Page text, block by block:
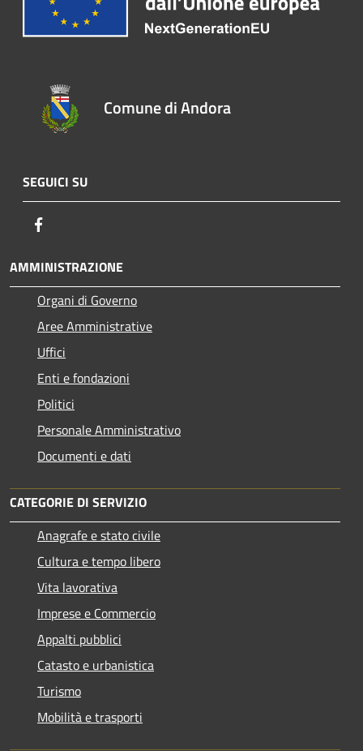
Comune di Andora
SEGUICI SU
AMMINISTRAZIONE
Organi di Governo
Aree Amministrative
Uffici
Enti e fondazioni
Politici
Personale Amministrativo
Documenti e dati
CATEGORIE DI SERVIZIO
Anagrafe e stato civile
Cultura e tempo libero
Vita lavorativa
Imprese e Commercio
Appalti pubblici
Catasto e urbanistica
Turismo
Mobilità e trasporti